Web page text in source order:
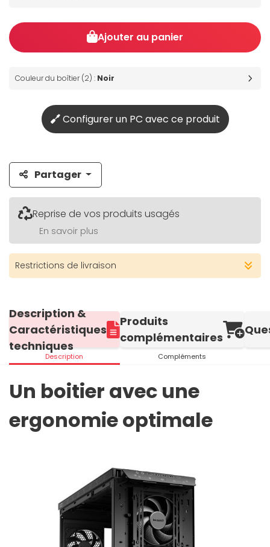
Ajouter au panier
Couleur du boîtier (2) : Noir
Configurer un PC avec ce produit
Partager
Reprise de vos produits usagés
En savoir plus
Restrictions de livraison
Description &
Caractéristiques
techniques
Description
Produits
complémentaires
Compléments
Un boitier avec une
ergonomie optimale